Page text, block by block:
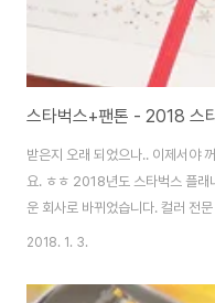
스타벅스+팬톤 - 2018 스
받은지 오래 되었으나.. 이제서야
요. ㅎㅎ 2018년도 스타벅스 플래
운 회사로 바뀌었습니다. 컬러 전
러로 출시되었네요. 파우치가 함께
참 잘 뽑는다는 생각이 들게 합니
2018. 1. 3.